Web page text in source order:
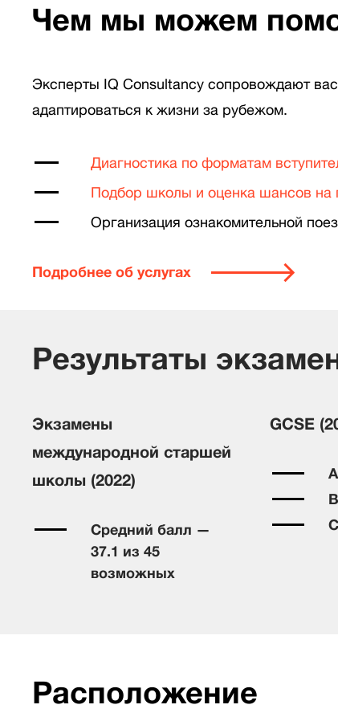
Чем мы можем
Эксперты IQ Consultancy сопровождают
адаптироваться к жизни за рубежом.
Диагностика по форматам
Подбор школы и оценка шансов на
Организация ознакомительной
Подробнее об услугах
Результаты
Экзамены
международной старшей
школы (2022)
Средний балл —
37.1 из 45
возможных
GCSE⁠
Расположение